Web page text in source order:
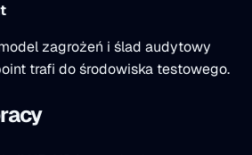
zagrożeń i ślad audytowy
trafi do środowiska testowego.